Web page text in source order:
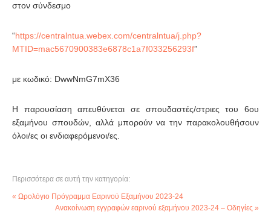
στον σύνδεσμο
“https://centralntua.webex.com/centralntua/j.php?
MTID=mac5670900383e6878c1a7f033256293f”
με κωδικό: DwwNmG7mX36
Η παρουσίαση απευθύνεται σε σπουδαστές/στριες του 6ου
εξαμήνου σπουδών, αλλά μπορούν να την παρακολουθήσουν
όλοι/ες οι ενδιαφερόμενοι/ες.
Περισσότερα σε αυτή την κατηγορία:
« Ωρολόγιο Πρόγραμμα Εαρινού Εξαμήνου 2023-24
Ανακοίνωση εγγραφών εαρινού εξαμήνου 2023-24 – Οδηγίες »